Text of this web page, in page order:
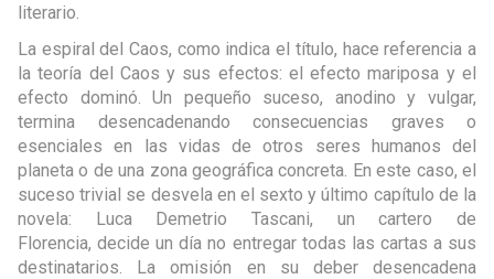
literario.
La espiral del Caos, como indica el título, hace referencia a
la teoría del Caos y sus efectos: el efecto mariposa y el
efecto dominó. Un pequeño suceso, anodino y vulgar,
termina desencadenando consecuencias graves o
esenciales en las vidas de otros seres humanos del
planeta o de una zona geográfica concreta. En este caso, el
suceso trivial se desvela en el sexto y último capítulo de la
novela: Luca Demetrio Tascani, un cartero de
Florencia, decide un día no entregar todas las cartas a sus
destinatarios. La omisión en su deber desencadena